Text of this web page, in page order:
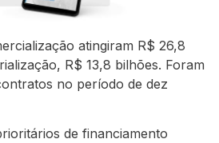
atingiram R$ 26,8
R$ 13,8 bilhões. Foram
no período de dez
de financiamento